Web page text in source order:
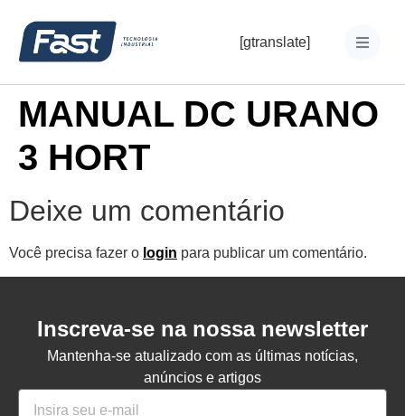
[gtranslate]
MANUAL DC URANO
3 HORT
Deixe um comentário
Você precisa fazer o login para publicar um comentário.
Inscreva-se na nossa newsletter
Mantenha-se atualizado com as últimas notícias,
anúncios e artigos